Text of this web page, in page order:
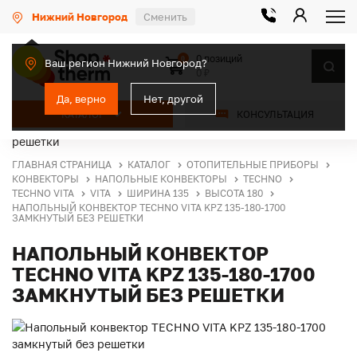
Нижний Новгород Сменить
Ваш регион Нижний Новгород?
Да, верно Нет, другой
КАТАЛОГ КОНСУЛЬТАЦИЯ
0
0 позиций
ГЛАВНАЯ СТРАНИЦА КАТАЛОГ
ОТОПИТЕЛЬНЫЕ ПРИБОРЫ
КОНВЕКТОРЫ
НАПОЛЬНЫЕ КОНВЕКТОРЫ
TECHNO
TECHNO VITA
VITA ШИРИНА 135
ВЫСОТА 180
НАПОЛЬНЫЙ КОНВЕКТОР TECHNO VITA KPZ 135-180-1700
ЗАМКНУТЫЙ БЕЗ РЕШЕТКИ
НАПОЛЬНЫЙ КОНВЕКТОР
TECHNO VITA KPZ 135-180-1700
ЗАМКНУТЫЙ БЕЗ РЕШЕТКИ